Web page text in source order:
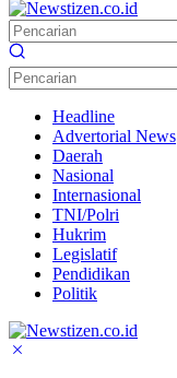
Headline
Advertorial News
Daerah
Nasional
Internasional
TNI/Polri
Hukrim
Legislatif
Pendidikan
Politik